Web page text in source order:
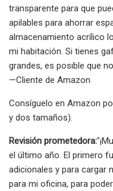
transparente para que
apilables para ahorrar
almacenamiento acrílico
mi habitación. Si tienes
grandes, es posible que
—Cliente de Amazon
Consíguelo en Amazon
y dos tamaños).
Revisión prometedora:
el último año. El primero
adicionales y para cargar
para mi oficina, para